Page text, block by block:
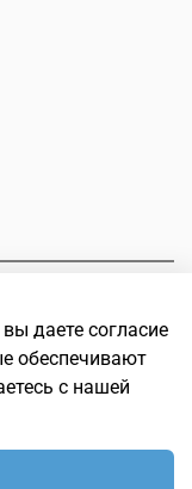
для бизнеса.
для
даете согласие
обеспечивают
с нашей